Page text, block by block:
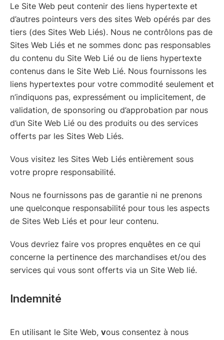
Le Site Web peut contenir des liens hypertexte et
d’autres pointeurs vers des sites Web opérés par des
tiers (des Sites Web Liés). Nous ne contrôlons pas de
Sites Web Liés et ne sommes donc pas responsables
du contenu du Site Web Lié ou de liens hypertexte
contenus dans le Site Web Lié. Nous fournissons les
liens hypertextes pour votre commodité seulement et
n’indiquons pas, expressément ou implicitement, de
validation, de sponsoring ou d’approbation par nous
d’un Site Web Lié ou des produits ou des services
offerts par les Sites Web Liés.
Vous visitez les Sites Web Liés entièrement sous
votre propre responsabilité.
Nous ne fournissons pas de garantie ni ne prenons
une quelconque responsabilité pour tous les aspects
de Sites Web Liés et pour leur contenu.
Vous devriez faire vos propres enquêtes en ce qui
concerne la pertinence des marchandises et/ou des
services qui vous sont offerts via un Site Web lié.
Indemnité
En utilisant le Site Web, vous consentez à nous